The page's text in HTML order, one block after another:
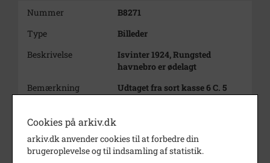
Nummer
B8271
Type
Billeder
Beskrivelse
Isvinter 1924, Rungsted
havnebro er ødelagt
Bemærkning
Udtaget fra sort kasse 6 C. 5
Dateringsnote
Fotograf
Ukendt
Cookies på arkiv.dk
arkiv.dk anvender cookies til at forbedre din
brugeroplevelse og til indsamling af statistik.